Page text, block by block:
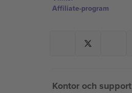
Affiliate-program
Kontor och support